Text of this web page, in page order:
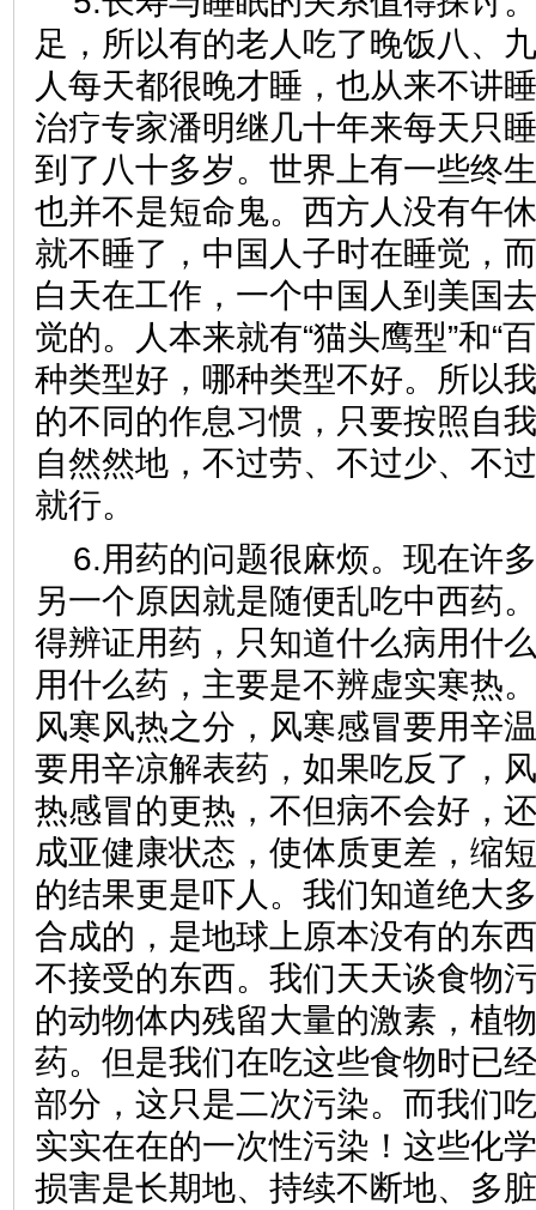
足，所以有的老人吃了晚饭八、
人每天都很晚才睡，也从来不讲
治疗专家潘明继几十年来每天只
到了八十多岁。世界上有一些终
也并不是短命鬼。西方人没有午
就不睡了，中国人子时在睡觉，
白天在工作，一个中国人到美国
觉的。人本来就有“猫头鹰型”和“
种类型好，哪种类型不好。所以
的不同的作息习惯，只要按照自
自然然地，不过劳、不过少、不
就行。
6.用药的问题很麻烦。现在许
另一个原因就是随便乱吃中西药
得辨证用药，只知道什么病用什
用什么药，主要是不辨虚实寒热
风寒风热之分，风寒感冒要用辛
要用辛凉解表药，如果吃反了，
热感冒的更热，不但病不会好，
成亚健康状态，使体质更差，缩
的结果更是吓人。我们知道绝大
合成的，是地球上原本没有的东
不接受的东西。我们天天谈食物
的动物体内残留大量的激素，植
药。但是我们在吃这些食物时已
部分，这只是二次污染。而我们
实实在在的一次性污染！这些化
损害是长期地、持续不断地、多